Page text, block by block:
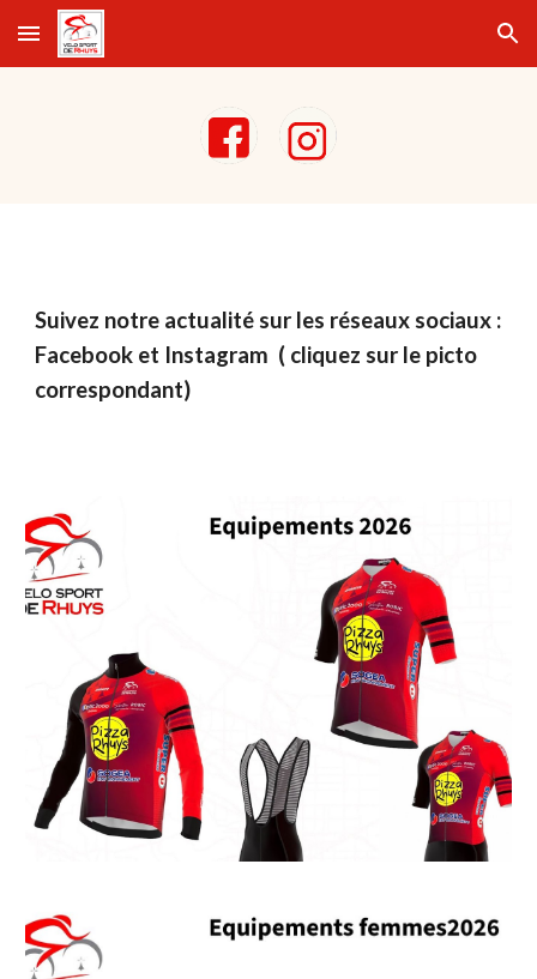
Skip to main content Skip to navigation
Suivez notre actualité sur les réseaux sociaux :
Facebook et Instagram ( cliquez sur le picto
correspondant)